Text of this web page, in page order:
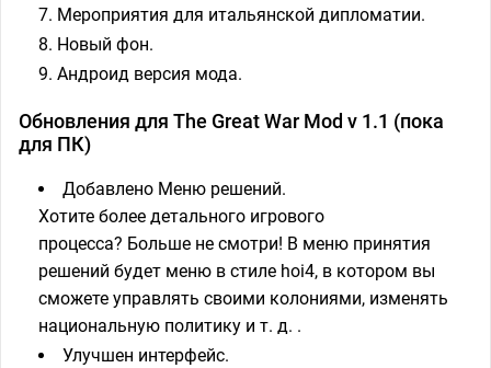
Мероприятия для итальянской дипломатии.
Новый фон.
Андроид версия мода.
Обновления для The Great War Mod v 1.1 (пока
для ПК)
Добавлено Меню решений.
Хотите более детального игрового
процесса? Больше не смотри! В меню принятия
решений будет меню в стиле hoi4, в котором вы
сможете управлять своими колониями, изменять
национальную политику и т. д. .
Улучшен интерфейс.